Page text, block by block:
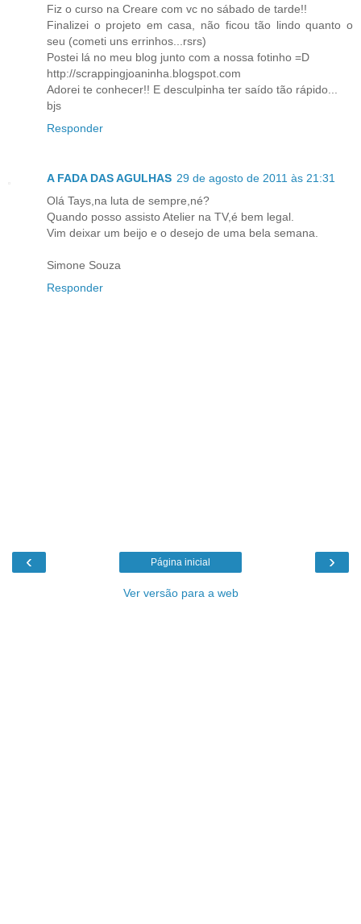
Fiz o curso na Creare com vc no sábado de tarde!!
Finalizei o projeto em casa, não ficou tão lindo quanto o
seu (cometi uns errinhos...rsrs)
Postei lá no meu blog junto com a nossa fotinho =D
http://scrappingjoaninha.blogspot.com
Adorei te conhecer!! E desculpinha ter saído tão rápido...
bjs
Responder
A FADA DAS AGULHAS 29 de agosto de 2011 às 21:31
Olá Tays,na luta de sempre,né?
Quando posso assisto Atelier na TV,é bem legal.
Vim deixar um beijo e o desejo de uma bela semana.
Simone Souza
Responder
‹ ›
Página inicial
Ver versão para a web